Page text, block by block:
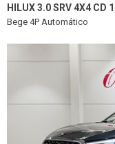
HILUX 3.0 SRV 4X4 CD
Bege 4P Automático